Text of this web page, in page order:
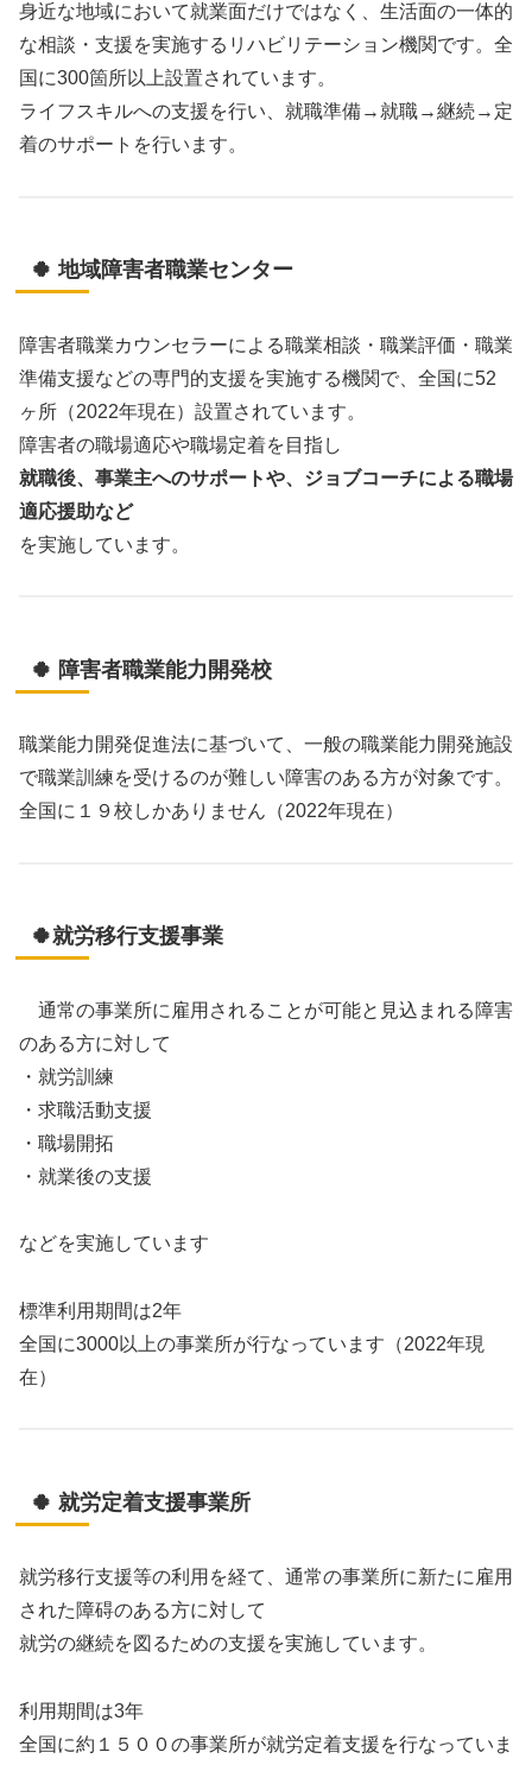
身近な地域において就業面だけではなく、生活面の一体的
な相談・支援を実施するリハビリテーション機関です。全
国に300箇所以上設置されています。
ライフスキルへの支援を行い、就職準備→就職→継続→定
着のサポートを行います。
🍀 地域障害者職業センター
障害者職業カウンセラーによる職業相談・職業評価・職業
準備支援などの専門的支援を実施する機関で、全国に52
ヶ所（2022年現在）設置されています。
障害者の職場適応や職場定着を目指し
就職後、事業主へのサポートや、ジョブコーチによる職場
適応援助など
を実施しています。
🍀 障害者職業能力開発校
職業能力開発促進法に基づいて、一般の職業能力開発施設
で職業訓練を受けるのが難しい障害のある方が対象です。
全国に１９校しかありません（2022年現在）
🍀就労移行支援事業
通常の事業所に雇用されることが可能と見込まれる障害
のある方に対して
・就労訓練
・求職活動支援
・職場開拓
・就業後の支援
などを実施しています
標準利用期間は2年
全国に3000以上の事業所が行なっています（2022年現
在）
🍀 就労定着支援事業所
就労移行支援等の利用を経て、通常の事業所に新たに雇用
された障碍のある方に対して
就労の継続を図るための支援を実施しています。
利用期間は3年
全国に約１５００の事業所が就労定着支援を行なっていま